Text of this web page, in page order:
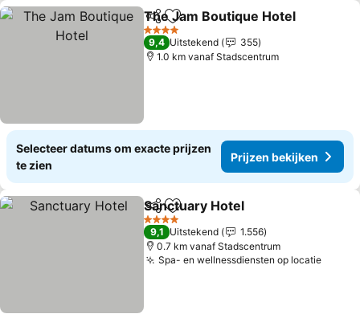
DelenToevoegen aan favorieten
The Jam Boutique Hotel
4 Sterren
9,4 Uitstekend
355
1.0 km vanaf Stadscentrum
Selecteer datums om exacte prijzen
te zien
Prijzen bekijken
DelenToevoegen aan favorieten
Sanctuary Hotel
4 Sterren
9,1 Uitstekend
1.556
0.7 km vanaf Stadscentrum
Spa- en wellnessdiensten op locatie